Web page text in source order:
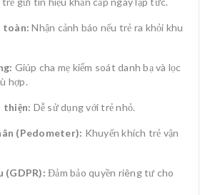
toàn: Nhận cảnh báo nếu trẻ ra khỏi khu
Giúp cha mẹ kiểm soát danh bạ và lọc
hợp.
thiện: Dễ sử dụng với trẻ nhỏ.
(Pedometer): Khuyến khích trẻ vận
(GDPR): Đảm bảo quyền riêng tư cho